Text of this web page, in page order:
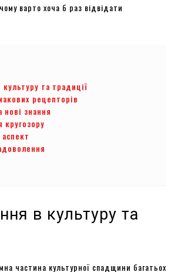
варто хоча б раз відвідати
та традиції
рецепторів
нові знання
в культуру та
частина культурної спадщини багатьох